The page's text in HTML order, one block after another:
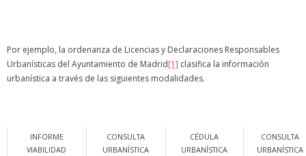
Por ejemplo, la ordenanza de Licencias y Declaraciones Responsables
Urbanísticas del Ayuntamiento de Madrid[1] clasifica la información
urbanística a través de las siguientes modalidades.
INFORME
VIABILIDAD
CONSULTA
URBANÍSTICA
CÉDULA
URBANÍSTICA
CONSULTA
URBANÍSTICA